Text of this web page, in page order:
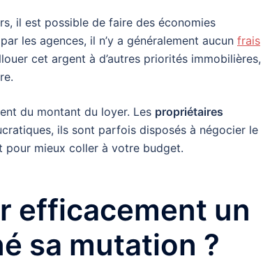
il est possible de faire des économies
les agences, il n’y a généralement aucun frais
cet argent à d’autres priorités immobilières,
du montant du loyer. Les propriétaires
ils sont parfois disposés à négocier le
pour mieux coller à votre budget.
efficacement un
sa mutation ?